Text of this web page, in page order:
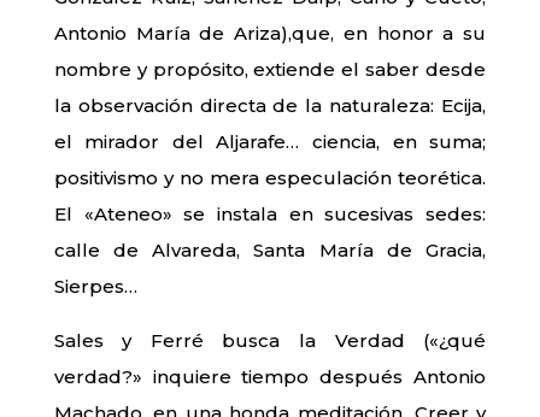
Antonio María de Ariza),que, en honor a su
nombre y propósito, extiende el saber desde
la observación directa de la naturaleza: Ecija,
el mirador del Aljarafe… ciencia, en suma;
positivismo y no mera especulación teorética.
El «Ateneo» se instala en sucesivas sedes:
calle de Alvareda, Santa María de Gracia,
Sierpes…
Sales y Ferré busca la Verdad («¿qué
verdad?» inquiere tiempo después Antonio